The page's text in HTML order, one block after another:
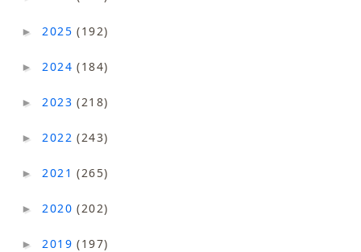
► 2025(192)
► 2024(184)
► 2023(218)
► 2022(243)
► 2021(265)
► 2020(202)
► 2019(197)